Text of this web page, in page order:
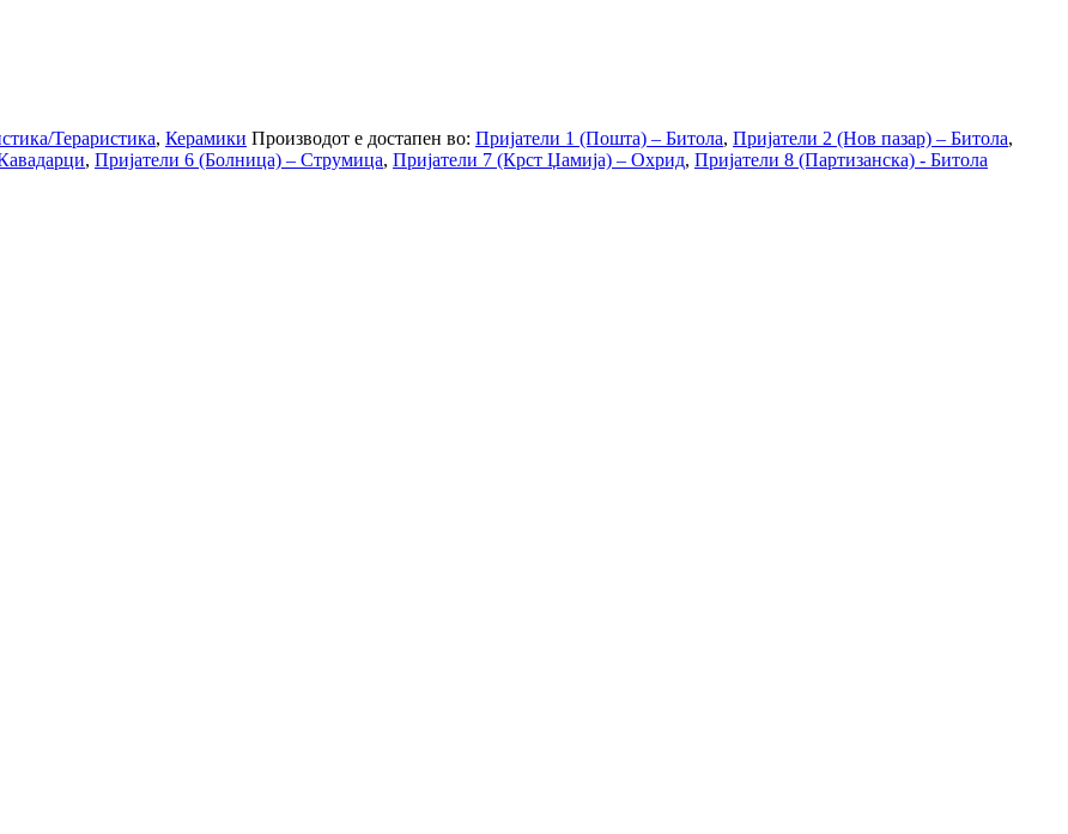
Тераристика, Керамики Производот е достапен во: Пријатели 1 (Пошта) – Битола, Пријатели 2 (Нов пазар) – Битола,
, Пријатели 6 (Болница) – Струмица, Пријатели 7 (Крст Џамија) – Охрид, Пријатели 8 (Партизанска) - Битола